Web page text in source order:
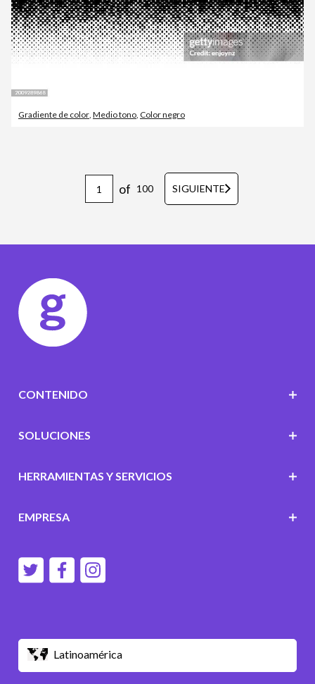
Gradiente de color, Medio tono, Color negro
of 100 SIGUIENTE
Latinoamérica
CONTENIDO
SOLUCIONES
HERRAMIENTAS Y SERVICIOS
EMPRESA